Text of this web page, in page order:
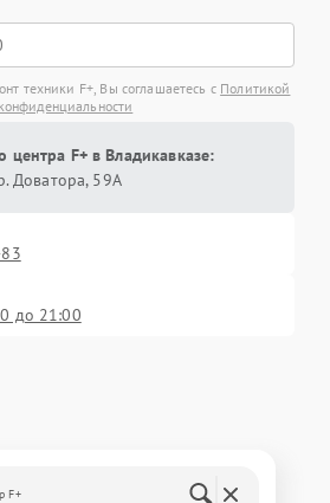
техники F+, Вы соглашаетесь с Политикой
конфиденциальности
центра F+ в Владикавказе:
Доватора, 59А
до 21:00
F+